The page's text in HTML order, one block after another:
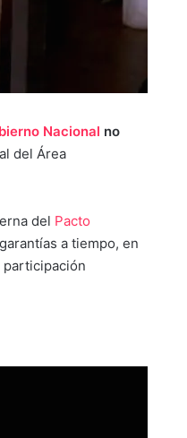
Nacional no
del Área
del Pacto
a tiempo, en
participación